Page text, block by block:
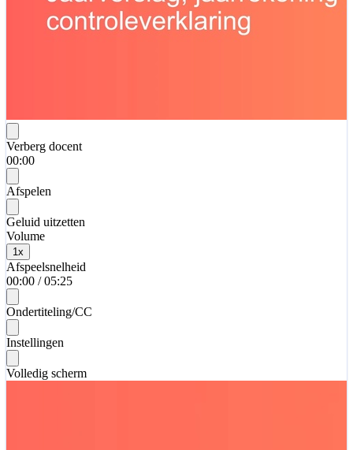
Verberg docent
00:00
Afspelen
Geluid uitzetten
Volume
1 x
Afspeelsnelheid
00:00 / 05:25
Ondertiteling/CC
Instellingen
Volledig scherm